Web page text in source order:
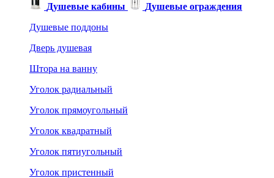
Душевые кабины
Душевые ограждения
Душевые поддоны
Дверь душевая
Штора на ванну
Уголок радиальный
Уголок прямоугольный
Уголок квадратный
Уголок пятиугольный
Уголок пристенный